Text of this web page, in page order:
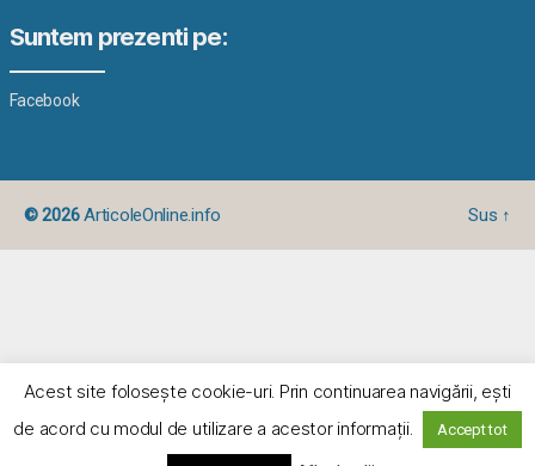
Suntem prezenti pe:
Facebook
© 2026ArticoleOnline.info Sus ↑
Acest site foloseşte cookie-uri. Prin continuarea navigării, eşti
de acord cu modul de utilizare a acestor informaţii.
Accept tot